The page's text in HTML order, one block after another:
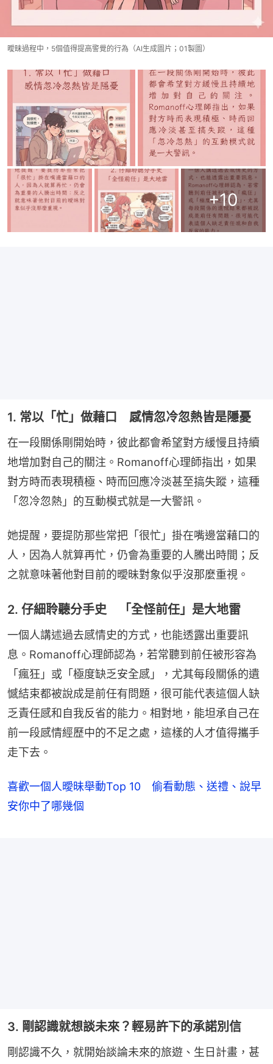
曖昧過程中，5個值得提高警覺的行為（AI生成圖片；01製圖）
+10
1. 常以「忙」做藉口 感情忽冷忽熱皆是隱憂
在一段關係剛開始時，彼此都會希望對方緩慢且持續
地增加對自己的關注。Romanoff心理師指出，如果
對方時而表現積極、時而回應冷淡甚至搞失蹤，這種
「忽冷忽熱」的互動模式就是一大警訊。
她提醒，要提防那些常把「很忙」掛在嘴邊當藉口的
人，因為人就算再忙，仍會為重要的人騰出時間；反
之就意味著他對目前的曖昧對象似乎沒那麼重視。
2. 仔細聆聽分手史 「全怪前任」是大地雷
一個人講述過去感情史的方式，也能透露出重要訊
息。Romanoff心理師認為，若常聽到前任被形容為
「瘋狂」或「極度缺乏安全感」，尤其每段關係的遺
憾結束都被說成是前任有問題，很可能代表這個人缺
乏責任感和自我反省的能力。相對地，能坦承自己在
前一段感情經歷中的不足之處，這樣的人才值得攜手
走下去。
喜歡一個人曖昧舉動Top 10 偷看動態、送禮、說早
安你中了哪幾個
3. 剛認識就想談未來？輕易許下的承諾別信
剛認識不久，就開始談論未來的旅遊、生日計畫，甚